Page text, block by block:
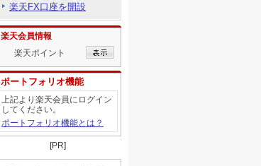
楽天FX口座を開設
楽天会員情報
楽天ポイント
ポートフォリオ機能
上記より楽天会員にログイン
してください。
ポートフォリオ機能とは？
[PR]